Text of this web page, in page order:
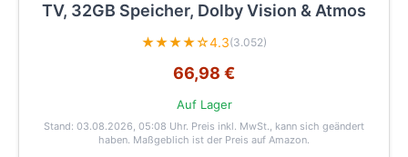
TV, 32GB Speicher, Dolby Vision & Atmos
★★★★☆4.3(3.052)
66,98 €
Auf Lager
Stand: 03.08.2026, 05:08 Uhr. Preis inkl. MwSt., kann sich geändert
haben. Maßgeblich ist der Preis auf Amazon.